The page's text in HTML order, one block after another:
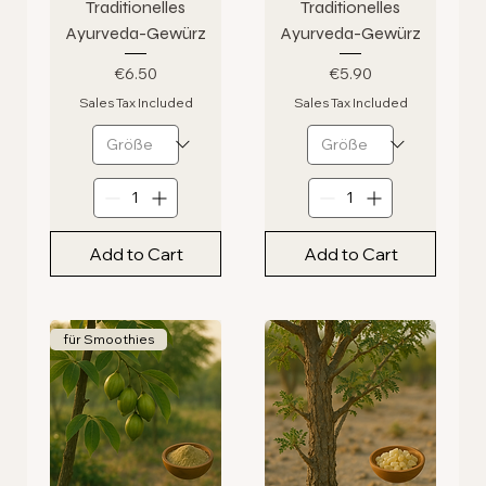
Traditionelles
Ayurveda-Gewürz
Price
€6.50
Sales Tax Included
Add to Cart
Traditionelles
Ayurveda-Gewürz
Price
€5.90
Sales Tax Included
Add to Cart
für Smoothies